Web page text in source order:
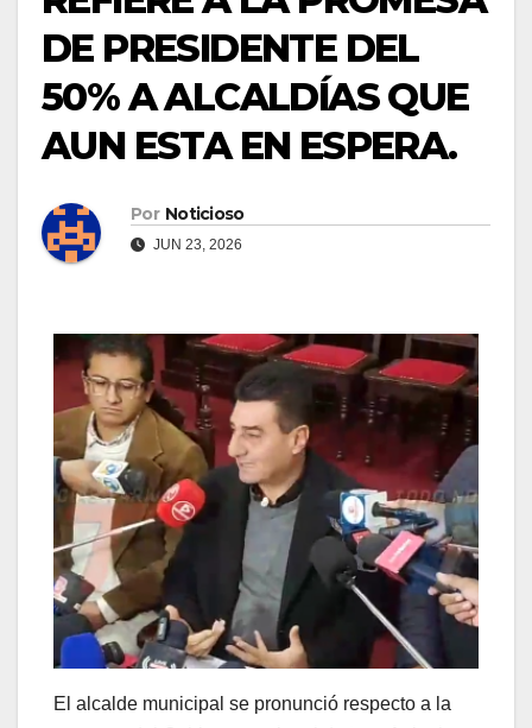
DE PRESIDENTE DEL
50% A ALCALDÍAS QUE
AUN ESTA EN ESPERA.
Por Noticioso
JUN 23, 2026
El alcalde municipal se pronunció respecto a la